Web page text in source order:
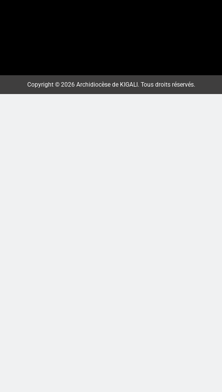
Copyright © 2026 Archidiocèse de KIGALI. Tous droits réservés.